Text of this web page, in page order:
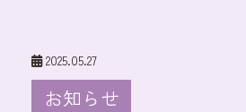
2025.05.27
お知らせ